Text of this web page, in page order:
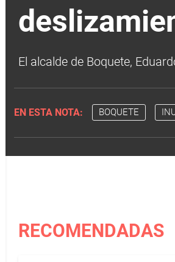
El alcalde de Boquete,
EN ESTA NOTA: BOQUETE
RECOMENDADAS